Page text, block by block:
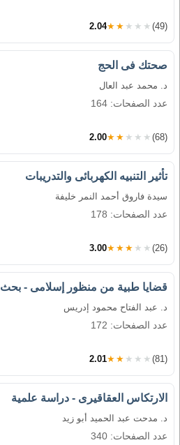
2.04★★★★★ (49)
صحتك فى الحج
د. محمد عبد العال
عدد الصفحات: 164
2.00★★★★★ (68)
تأثير التنبيه الكهربائى والتدريبات
سيدة فاروق أحمد النمر خليفة
عدد الصفحات: 178
3.00★★★★★ (26)
قضايا طبية من منظور إسلامى - بحث
د. عبد الفتاح محمود إدريس
عدد الصفحات: 172
2.01★★★★★ (81)
الارتكاس العقاقيرى - دراسة علمية
د. مدحت عبد الحميد أبو زيد
عدد الصفحات: 340